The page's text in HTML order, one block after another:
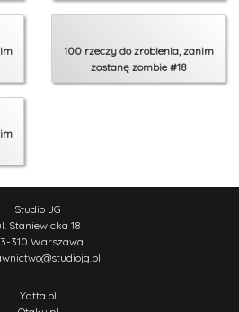
100 rzeczy do zrobienia, zanim
zostanę zombie #18
Studio JG
Staniewicka 18
310 Warszawa
@studiojg.pl
Yatta.pl